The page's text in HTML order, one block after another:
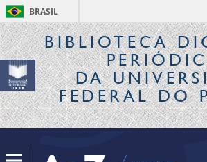
BRASIL
BIBLIOTECA
DA
FEDERAL DO